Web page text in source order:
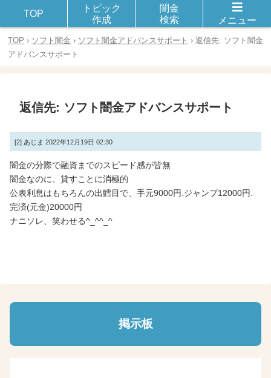
闇金や違法金融とのトラブルや被害に遭った体験談を話し合おう！
TOP › ソフト闇金 › ソフト闇金アドバンスサポート › 返信先: ソフト闇金
アドバンスサポート
返信先: ソフト闇金アドバンスサポート
[2] あじま 2022年12月19日 02:30
闇金の分際で融資までのスピード感が皆無
闇金なのに、貸すことに消極的
公表利息はもちろんの出鱈目で、手元9000円.ジャンプ12000円.
完済(元金)20000円
ナニソレ、笑わせる^_^^_^
掲示板
TOP
トピック
作成
闇金
検索
メニュー